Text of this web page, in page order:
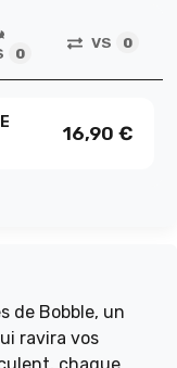
0
VS 0
16,90 €
de Bobble, un
ravira vos